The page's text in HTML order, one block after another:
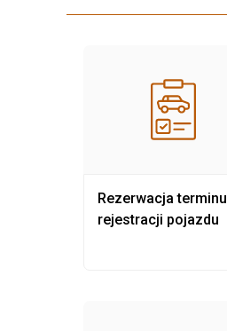
Rezerwacja terminu
rejestracji pojazdu